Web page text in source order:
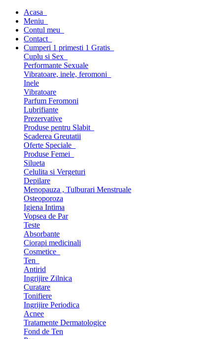
Acasa
Meniu
Contul meu
Contact
Cumperi 1 primesti 1 Gratis
Cuplu si Sex
Performante Sexuale
Vibratoare, inele, feromoni
Inele
Vibratoare
Parfum Feromoni
Lubrifiante
Prezervative
Produse pentru Slabit
Scaderea Greutatii
Oferte Speciale
Produse Femei
Silueta
Celulita si Vergeturi
Depilare
Menopauza , Tulburari Menstruale
Osteoporoza
Igiena Intima
Vopsea de Par
Teste
Absorbante
Ciorapi medicinali
Cosmetice
Ten
Antirid
Ingrijire Zilnica
Curatare
Tonifiere
Ingrijire Periodica
Acnee
Tratamente Dermatologice
Fond de Ten